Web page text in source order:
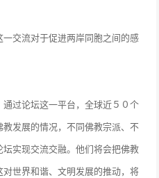
交流对于促进两岸同胞之间的感
过论坛这一平台，全球近５０个
发展的情况，不同佛教宗派、不
实现交流交融。他们将会把佛教
世界和谐、文明发展的推动，将